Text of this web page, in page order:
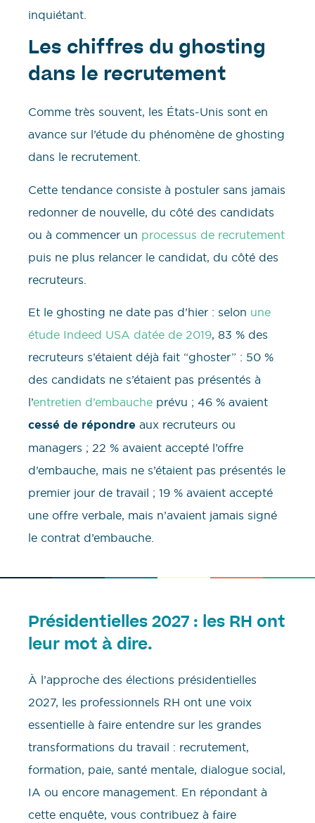
inquiétant.
Les chiffres du ghosting
dans le recrutement
Comme très souvent, les États-Unis sont en
avance sur l’étude du phénomène de ghosting
dans le recrutement.
Cette tendance consiste à postuler sans jamais
redonner de nouvelle, du côté des candidats
ou à commencer un processus de recrutement
puis ne plus relancer le candidat, du côté des
recruteurs.
Et le ghosting ne date pas d’hier : selon une
étude Indeed USA datée de 2019, 83 % des
recruteurs s’étaient déjà fait “ghoster” : 50 %
des candidats ne s’étaient pas présentés à
l’entretien d’embauche prévu ; 46 % avaient
cessé de répondre aux recruteurs ou
managers ; 22 % avaient accepté l’offre
d’embauche, mais ne s’étaient pas présentés le
premier jour de travail ; 19 % avaient accepté
une offre verbale, mais n’avaient jamais signé
le contrat d’embauche.
Présidentielles 2027 : les RH ont
leur mot à dire.
À l’approche des élections présidentielles
2027, les professionnels RH ont une voix
essentielle à faire entendre sur les grandes
transformations du travail : recrutement,
formation, paie, santé mentale, dialogue social,
IA ou encore management. En répondant à
cette enquête, vous contribuez à faire